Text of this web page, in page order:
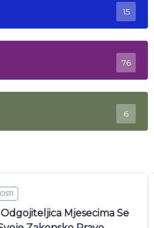
15
76
6
Mjesecima Se